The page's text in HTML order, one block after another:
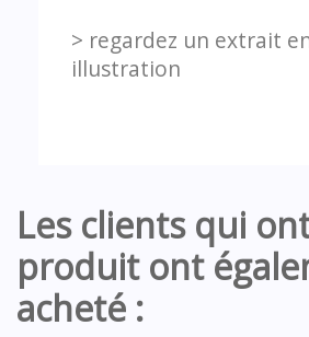
> regardez un extrait
illustration
Les clients qui
produit ont
acheté :